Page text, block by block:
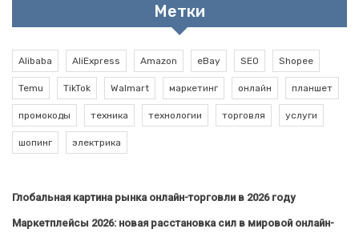
Метки
Alibaba AliExpress Amazon eBay SEO Shopee
Temu TikTok Walmart маркетинг онлайн планшет
промокоды техника технологии торговля услуги
шопинг электрика
Глобальная картина рынка онлайн-торговли в 2026 году
Маркетплейсы 2026: новая расстановка сил в мировой онлайн-